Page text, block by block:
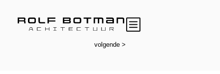
volgende >